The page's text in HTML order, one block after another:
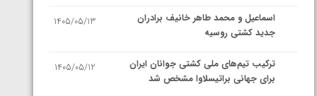
اسماعیل و محمد طاهر خانیف برادران
جدید کشتی روسیه
1405/05/13
ترکیب تیم‌های ملی کشتی جوانان ایران
برای جهانی براتیسلاوا مشخص شد
1405/05/12